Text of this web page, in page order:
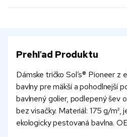
Prehľad Produktu
Dámske tričko Sol’s® Pioneer z
bavlny pre mäkší a pohodlnejší
bavlnený golier, podlepený šev
bez visačky. Materiál: 175 g/m²,
ekologicky pestovaná bavlna.